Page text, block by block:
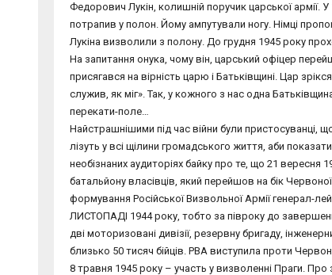
Федорович Лукін, колишній поручик царської
потрапив у полон. Йому ампутували ногу. Німці
Лукіна визволили з полону. До грудня 1945 року
На запитання онука, чому він, царський офіцер
присягався на вірність царю і Батьківщині. Цар
служив, як міг». Так, у кожного з нас одна
перекати-поле…
Найстрашнішими під час війни були пристосуванці,
лізуть у всі щілини громадського життя, аби
необізнаних аудиторіях байку про те, що 21
батальйону власівців, який перейшов на бік
формування Російської Визвольної Армії генерал-
ЛИСТОПАДІ 1944 року, тобто за півроку до
дві моторизовані дивізії, резервну бригаду,
близько 50 тисяч бійців. РВА виступила проти
8 травня 1945 року – участь у визволенні Праги.